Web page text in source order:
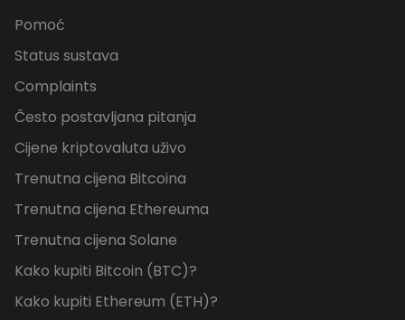
Pomoć
Status sustava
Complaints
Često postavljana pitanja
Cijene kriptovaluta uživo
Trenutna cijena Bitcoina
Trenutna cijena Ethereuma
Trenutna cijena Solane
Kako kupiti Bitcoin (BTC)?
Kako kupiti Ethereum (ETH)?